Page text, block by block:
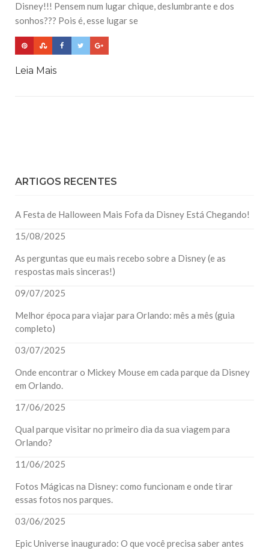
Disney!!! Pensem num lugar chique, deslumbrante e dos
sonhos??? Pois é, esse lugar se
Leia Mais
ARTIGOS RECENTES
A Festa de Halloween Mais Fofa da Disney Está Chegando!
15/08/2025
As perguntas que eu mais recebo sobre a Disney (e as
respostas mais sinceras!)
09/07/2025
Melhor época para viajar para Orlando: mês a mês (guia
completo)
03/07/2025
Onde encontrar o Mickey Mouse em cada parque da Disney
em Orlando.
17/06/2025
Qual parque visitar no primeiro dia da sua viagem para
Orlando?
11/06/2025
Fotos Mágicas na Disney: como funcionam e onde tirar
essas fotos nos parques.
03/06/2025
Epic Universe inaugurado: O que você precisa saber antes